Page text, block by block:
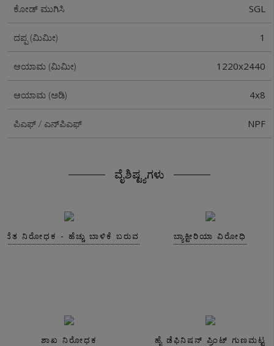
ಕೋಡ್ ಮುಗಿಸಿ SGL
ದಪ್ಪ (ಮಿಮೀ) 1
ಆಯಾಮ (ಮಿಮೀ) 1220x2440
ಆಯಾಮ (ಅಡಿ) 4x8
ಪಿಎಫ್ / ಎನ್‌ಪಿಎಫ್ NPF
ವೈಶಿಷ್ಟ್ಯಗಳು
ನಿರೋಧಕ - ಹೆಚ್ಚು ಬಾಳಿಕೆ ಬರುವ ಬ್ಯಾಕ್ಟೀರಿಯಾ ವಿರೋಧಿ
ಶಾಖ ನಿರೋಧಕ ಹೈ ಡೆಫಿನಿಷನ್ ಪ್ರಿಂಟ್ ಗುಣಮಟ್ಟ